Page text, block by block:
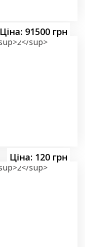
Ціна: 91500 грн
Ціна: 120 грн